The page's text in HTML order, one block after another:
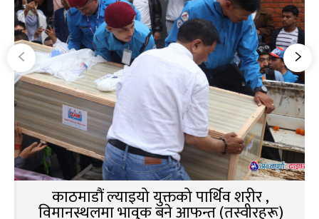
काठमाडौं ल्याइयो युक्तको पार्थिव शरीर ,
विमानस्थलमा भावुक बने आफन्त (तस्वीरहरू)